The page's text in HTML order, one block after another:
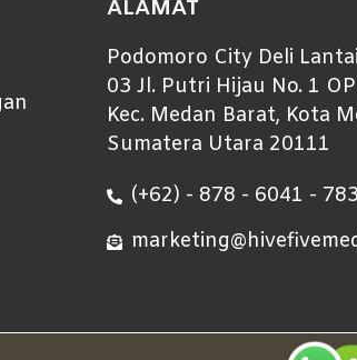
ALAMAT
Podomoro City Deli
03 Jl. Putri Hijau No. 1
Kec. Medan Barat, Kota
Sumatera Utara 20111
(+62) - 878 - 6041 -